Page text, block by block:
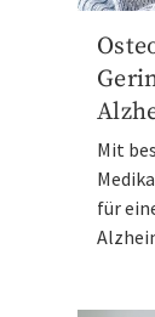
Mit
für